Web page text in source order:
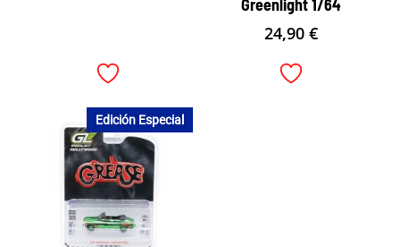
Greenlight 1/64
24,90 €
Edición Especial